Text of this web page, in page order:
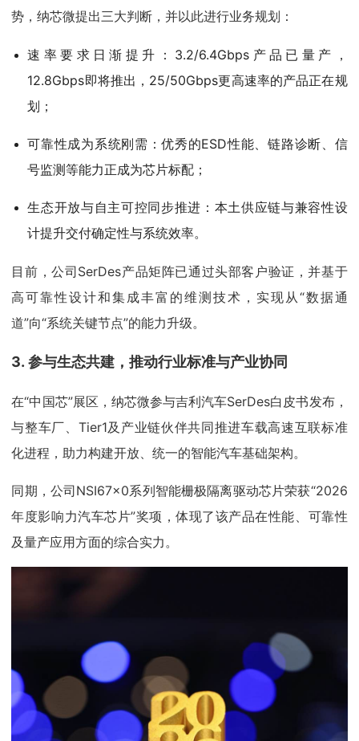
势，纳芯微提出三大判断，并以此进行业务规划：
速率要求日渐提升：3.2/6.4Gbps产品已量产，
12.8Gbps即将推出，25/50Gbps更高速率的产品正在规
划；
可靠性成为系统刚需：优秀的ESD性能、链路诊断、信
号监测等能力正成为芯片标配；
生态开放与自主可控同步推进：本土供应链与兼容性设
计提升交付确定性与系统效率。
目前，公司SerDes产品矩阵已通过头部客户验证，并基于
高可靠性设计和集成丰富的维测技术，实现从“数据通
道”向“系统关键节点”的能力升级。
3. 参与生态共建，推动行业标准与产业协同
在“中国芯”展区，纳芯微参与吉利汽车SerDes白皮书发布，
与整车厂、Tier1及产业链伙伴共同推进车载高速互联标准
化进程，助力构建开放、统一的智能汽车基础架构。
同期，公司NSI67x0系列智能栅极隔离驱动芯片荣获“2026
年度影响力汽车芯片”奖项，体现了该产品在性能、可靠性
及量产应用方面的综合实力。